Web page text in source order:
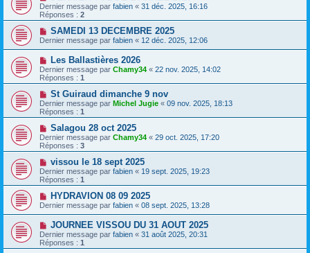
Dernier message par fabien « 31 déc. 2025, 16:16
Réponses : 2
SAMEDI 13 DECEMBRE 2025
Dernier message par fabien « 12 déc. 2025, 12:06
Les Ballastières 2026
Dernier message par Chamy34 « 22 nov. 2025, 14:02
Réponses : 1
St Guiraud dimanche 9 nov
Dernier message par Michel Jugie « 09 nov. 2025, 18:13
Réponses : 1
Salagou 28 oct 2025
Dernier message par Chamy34 « 29 oct. 2025, 17:20
Réponses : 3
vissou le 18 sept 2025
Dernier message par fabien « 19 sept. 2025, 19:23
Réponses : 1
HYDRAVION 08 09 2025
Dernier message par fabien « 08 sept. 2025, 13:28
JOURNEE VISSOU DU 31 AOUT 2025
Dernier message par fabien « 31 août 2025, 20:31
Réponses : 1